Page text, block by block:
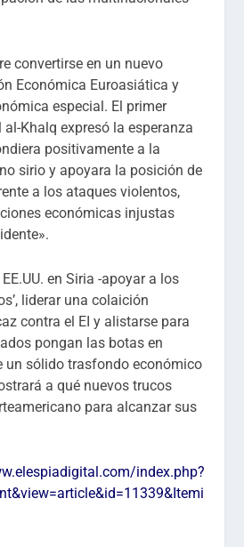
convertirse en un nuevo
Económica Euroasiática y
especial. El primer
Khalq expresó la esperanza
positivamente a la
sirio y apoyara la posición de
a los ataques violentos,
económicas injustas
en Siria -apoyar a los
liderar una colaición
contra el EI y alistarse para
pongan las botas en
un sólido trasfondo económico
a qué nuevos trucos
para alcanzar sus
index.php?